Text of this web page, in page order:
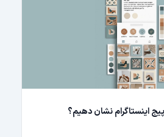
اینستاگرام نشان دهیم؟